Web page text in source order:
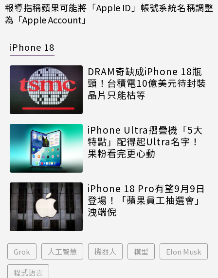
報導指稱蘋果可能將「Apple ID」帳號系統名稱調整
為「Apple Account」
iPhone 18
DRAM奇缺成iPhone 18瓶
頸！台積電10億美元待封裝
晶片只能枯等
iPhone Ultra摺疊機「5大
特點」配得起Ultra名字！
果粉看完更心動
iPhone 18 Pro有望9月9日
登場！「蘋果員工抽選會」
洩端倪
Grok 人工智慧 機器人 模型 Elon Musk
程式語言